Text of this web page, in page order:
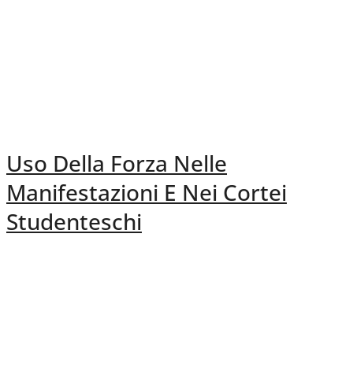
Uso Della Forza Nelle
Manifestazioni E Nei Cortei
Studenteschi